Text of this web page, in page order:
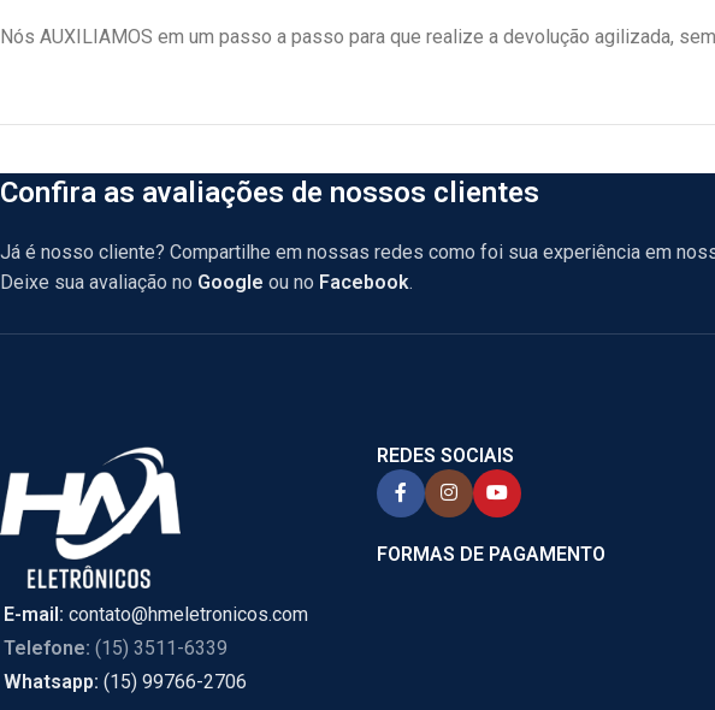
Nós AUXILIAMOS em um passo a passo para que realize a devolução agilizada,
Confira as avaliações de nossos clientes
Já é nosso cliente? Compartilhe em nossas redes como foi sua experiência em
Deixe sua avaliação no Google ou no Facebook.
E-mail: contato@hmeletronicos.com
Telefone: (15) 3511-6339
Whatsapp: (15) 99766-2706
REDES SOCIAIS
FORMAS DE PAGAMENTO